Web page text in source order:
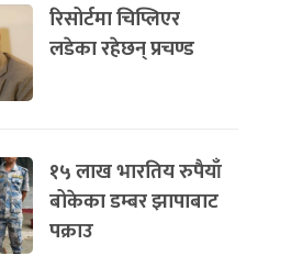
रिसोर्टमा चिप्लिएर
लडेका रहेछन् प्रचण्ड
१५ लाख भारतिय रुपैयाँ
बोकेका डम्बर झापाबाट
पक्राउ